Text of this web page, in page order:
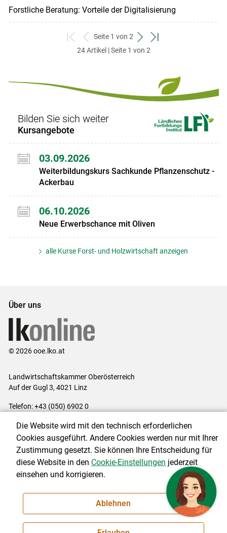
Forstliche Beratung: Vorteile der Digitalisierung
zum
ersten
zurück
zum
Seite 1 von 2
weiter
zum
zum
24 Artikel | Seite 1 von 2
Bilden Sie sich weiter
Kursangebote
03.09.2026
Weiterbildungskurs Sachkunde Pflanzenschutz -
Ackerbau
06.10.2026
Neue Erwerbschance mit Oliven
alle Kurse Forst- und Holzwirtschaft anzeigen
Über uns
© 2026 ooe.lko.at
Landwirtschaftskammer Oberösterreich
Auf der Gugl 3, 4021 Linz
Telefon: +43 (050) 6902 0
Impressum|Kontakt|Gewinnspiele|Datenschutzerklärung |
Barrierefreiheit
Cookie-Einstellungen
NEWSLETTER
Die Website wird mit den technisch erforderlichen
Cookies ausgeführt. Andere Cookies werden nur mit Ihrer
Zustimmung gesetzt. Sie können Ihre Entscheidung für
diese Website in den Cookie-Einstellungen jederzeit
einsehen und korrigieren.
Ablehnen